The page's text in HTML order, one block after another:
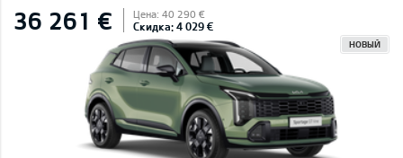
36 261 € Цена: 40 290 €
Скидка: 4 029 €
НОВЫЙ